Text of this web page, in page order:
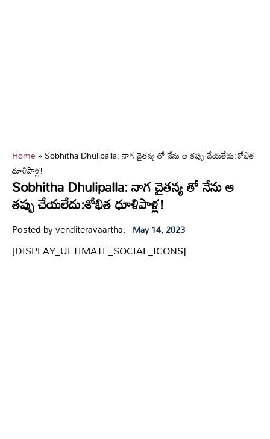
Home»Sobhitha Dhulipalla: నాగ చైతన్య తో నేను ఆ తప్పు చేయలేదు:శోభిత
ధూళిపాళ్ల!
Sobhitha Dhulipalla: నాగ చైతన్య తో నేను ఆ
తప్పు చేయలేదు:శోభిత ధూళిపాళ్ల!
Posted by venditeravaartha, May 14, 2023
[DISPLAY_ULTIMATE_SOCIAL_ICONS]